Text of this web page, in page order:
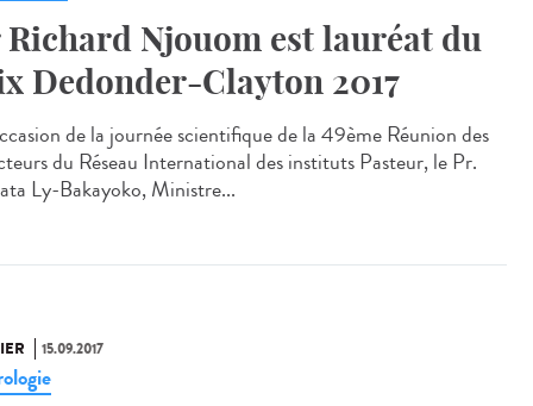
Njouom est lauréat du
Dedonder-Clayton 2017
de la journée scientifique de la 49ème Réunion des
du Réseau International des instituts Pasteur, le Pr.
Ly-Bakayoko, Ministre...
15.09.2017